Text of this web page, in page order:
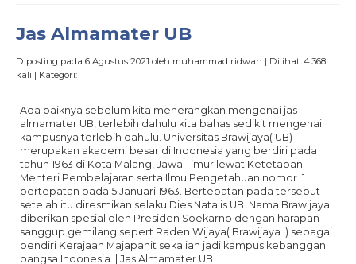
Jas Almamater UB
Diposting pada 6 Agustus 2021 oleh muhammad ridwan | Dilihat: 4.368
kali | Kategori:
Ada baiknya sebelum kita menerangkan mengenai jas
almamater UB, terlebih dahulu kita bahas sedikit mengenai
kampusnya terlebih dahulu. Universitas Brawijaya( UB)
merupakan akademi besar di Indonesia yang berdiri pada
tahun 1963 di Kota Malang, Jawa Timur lewat Ketetapan
Menteri Pembelajaran serta Ilmu Pengetahuan nomor. 1
bertepatan pada 5 Januari 1963. Bertepatan pada tersebut
setelah itu diresmikan selaku Dies Natalis UB. Nama Brawijaya
diberikan spesial oleh Presiden Soekarno dengan harapan
sanggup gemilang sepert Raden Wijaya( Brawijaya I) sebagai
pendiri Kerajaan Majapahit sekalian jadi kampus kebanggan
bangsa Indonesia. | Jas Almamater UB